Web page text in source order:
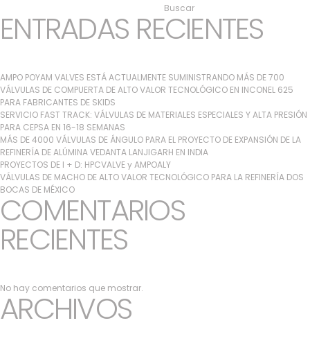
Buscar
ENTRADAS RECIENTES
AMPO POYAM VALVES ESTÁ ACTUALMENTE SUMINISTRANDO MÁS DE 700
VÁLVULAS DE COMPUERTA DE ALTO VALOR TECNOLÓGICO EN INCONEL 625
PARA FABRICANTES DE SKIDS
SERVICIO FAST TRACK: VÁLVULAS DE MATERIALES ESPECIALES Y ALTA PRESIÓN
PARA CEPSA EN 16-18 SEMANAS
MÁS DE 4000 VÁLVULAS DE ÁNGULO PARA EL PROYECTO DE EXPANSIÓN DE LA
REFINERÍA DE ALÚMINA VEDANTA LANJIGARH EN INDIA
PROYECTOS DE I + D: HPCVALVE y AMPOALY
VÁLVULAS DE MACHO DE ALTO VALOR TECNOLÓGICO PARA LA REFINERÍA DOS
BOCAS DE MÉXICO
COMENTARIOS
RECIENTES
No hay comentarios que mostrar.
ARCHIVOS